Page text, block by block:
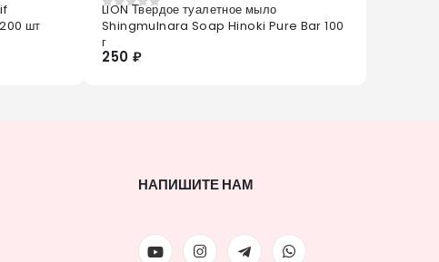
шт
0 из 5
LION Твердое туалетное мыло
Shingmulnara Soap Hinoki Pure Bar 100
г
250 ₽
НАПИШИТЕ НАМ